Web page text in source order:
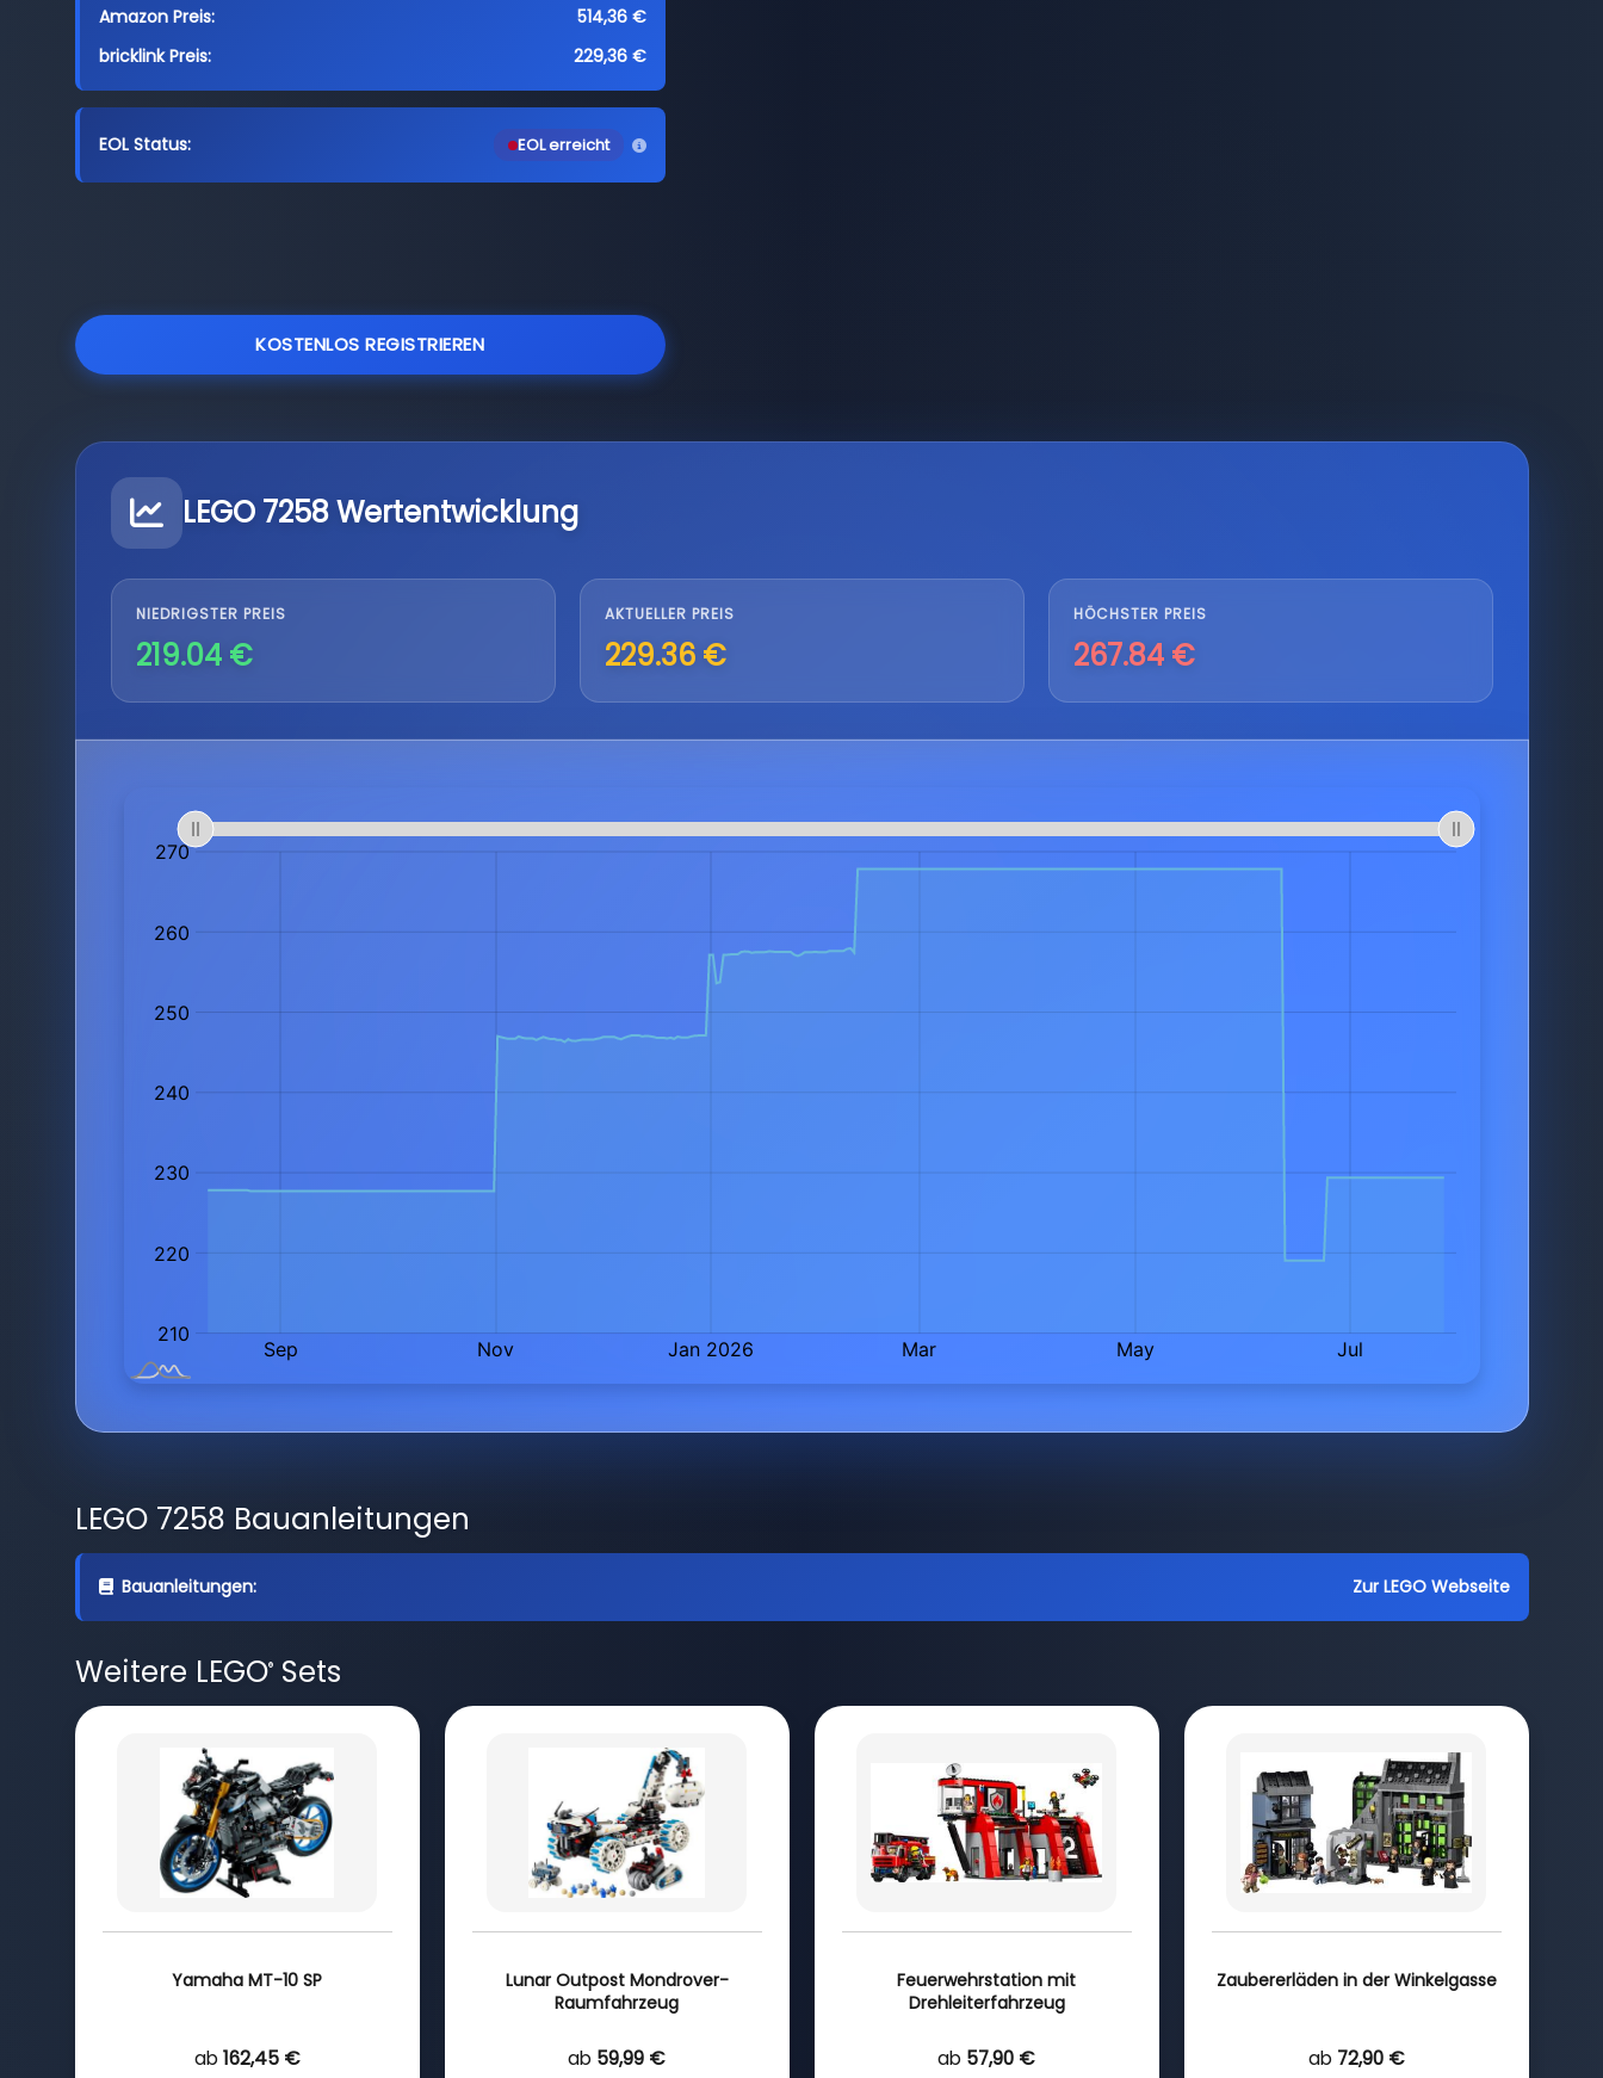
Amazon Preis:
514,36 €
bricklink Preis:
229,36 €
EOL Status: EOL erreicht
KOSTENLOS REGISTRIEREN
LEGO 7258 Wertentwicklung
NIEDRIGSTER PREIS
219.04 €
AKTUELLER PREIS
229.36 €
HÖCHSTER PREIS
267.84 €
LEGO 7258 Bauanleitungen
Bauanleitungen: Zur LEGO Webseite
Weitere LEGO®Sets
Yamaha MT-10 SP
ab 162,45 €
Lunar Outpost Mondrover-
Raumfahrzeug
ab 59,99 €
Feuerwehrstation mit
Drehleiterfahrzeug
ab 57,90 €
Zaubererläden in der Winkelgasse
ab 72,90 €